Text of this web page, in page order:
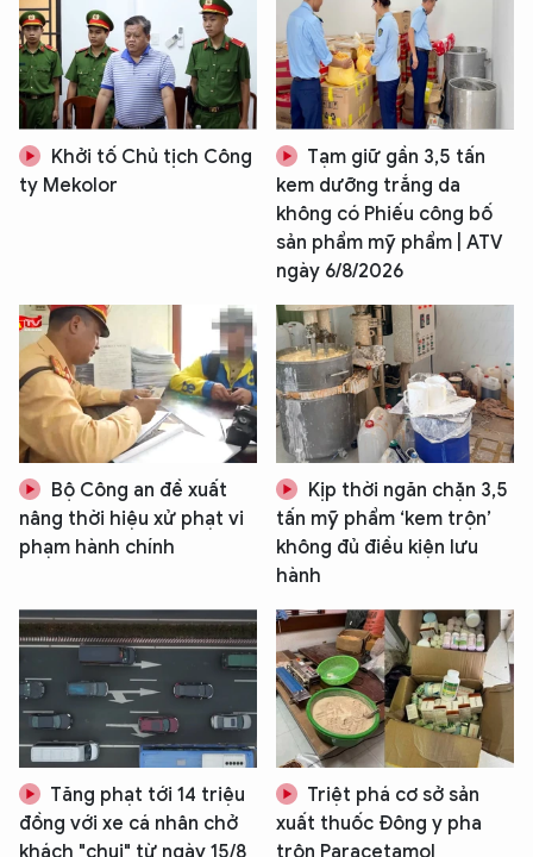
Khởi tố Chủ tịch Công
ty Mekolor
Tạm giữ gần 3,5 tấn
kem dưỡng trắng da
không có Phiếu công bố
sản phẩm mỹ phẩm | ATV
ngày 6/8/2026
Bộ Công an đề xuất
nâng thời hiệu xử phạt vi
phạm hành chính
Kịp thời ngăn chặn 3,5
tấn mỹ phẩm ‘kem trộn’
không đủ điều kiện lưu
hành
Tăng phạt tới 14 triệu
đồng với xe cá nhân chở
Triệt phá cơ sở sản
xuất thuốc Đông y pha